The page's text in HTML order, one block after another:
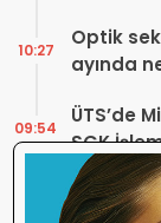
Optik
ayında
10:27
ÜTS’de
SGK
09:54